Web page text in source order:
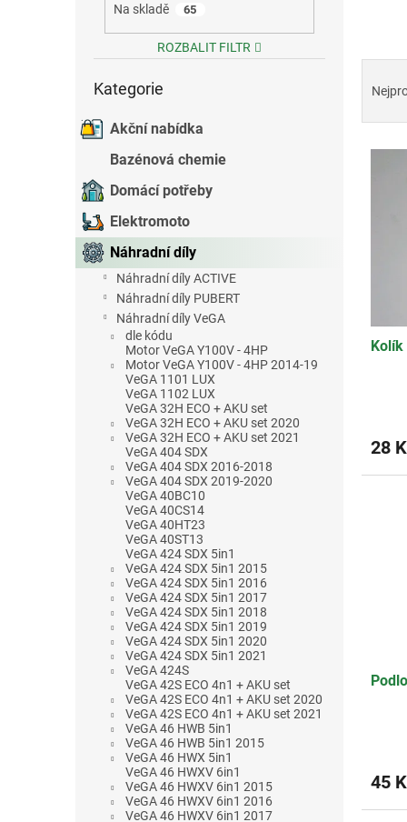
Na skladě 65
ROZBALIT FILTR
kategorie
Kategorie
Akční nabídka
Bazénová chemie
Domácí potřeby
Elektromoto
Náhradní díly
Náhradní díly ACTIVE
Náhradní díly PUBERT
Náhradní díly VeGA
dle kódu
Motor VeGA Y100V - 4HP
Motor VeGA Y100V - 4HP 2014-19
VeGA 1101 LUX
VeGA 1102 LUX
VeGA 32H ECO + AKU set
VeGA 32H ECO + AKU set 2020
VeGA 32H ECO + AKU set 2021
VeGA 404 SDX
VeGA 404 SDX 2016-2018
VeGA 404 SDX 2019-2020
VeGA 40BC10
VeGA 40CS14
VeGA 40HT23
VeGA 40ST13
VeGA 424 SDX 5in1
VeGA 424 SDX 5in1 2015
VeGA 424 SDX 5in1 2016
VeGA 424 SDX 5in1 2017
VeGA 424 SDX 5in1 2018
VeGA 424 SDX 5in1 2019
VeGA 424 SDX 5in1 2020
VeGA 424 SDX 5in1 2021
VeGA 424S
VeGA 42S ECO 4n1 + AKU set
VeGA 42S ECO 4n1 + AKU set 2020
VeGA 42S ECO 4n1 + AKU set 2021
VeGA 46 HWB 5in1
VeGA 46 HWB 5in1 2015
VeGA 46 HWX 5in1
VeGA 46 HWXV 6in1
VeGA 46 HWXV 6in1 2015
VeGA 46 HWXV 6in1 2016
VeGA 46 HWXV 6in1 2017
e
n
ů
V
Kolík
28
45